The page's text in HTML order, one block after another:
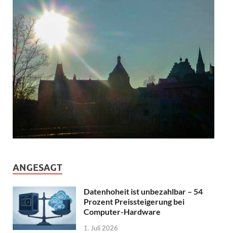
ANGESAGT
Datenhoheit ist unbezahlbar – 54
Prozent Preissteigerung bei
Computer-Hardware
1. Juli 2026